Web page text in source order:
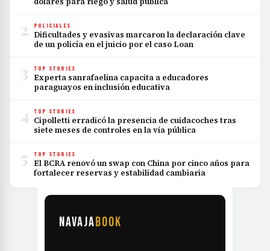
2 POLICIALES
Dificultades y evasivas marcaron la declaración clave
de un policía en el juicio por el caso Loan
3 TOP STORIES
Experta sanrafaelina capacita a educadores
paraguayos en inclusión educativa
4 TOP STORIES
Cipolletti erradicó la presencia de cuidacoches tras
siete meses de controles en la vía pública
5 TOP STORIES
El BCRA renovó un swap con China por cinco años para
fortalecer reservas y estabilidad cambiaria
NAVAJABOOK